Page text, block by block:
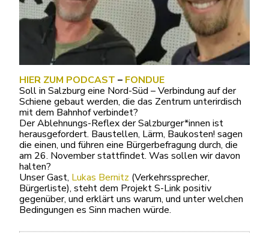
HIER ZUM PODCAST – FONDUE
Soll in Salzburg eine Nord-Süd – Verbindung auf der
Schiene gebaut werden, die das Zentrum unterirdisch
mit dem Bahnhof verbindet?
Der Ablehnungs-Reflex der Salzburger*innen ist
herausgefordert. Baustellen, Lärm, Baukosten! sagen
die einen, und führen eine Bürgerbefragung durch, die
am 26. November stattfindet. Was sollen wir davon
halten?
Unser Gast, Lukas Bernitz (Verkehrssprecher,
Bürgerliste), steht dem Projekt S-Link positiv
gegenüber, und erklärt uns warum, und unter welchen
Bedingungen es Sinn machen würde.